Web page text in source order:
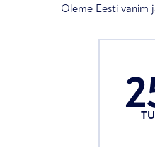
Oleme Eesti vanim